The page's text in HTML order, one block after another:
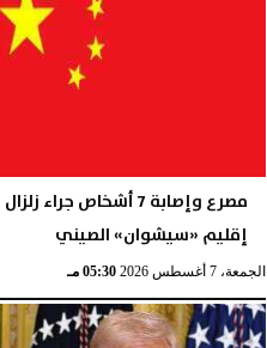
مصرع وإصابة 7 أشخاص جراء زلزال
إقليم «سيشوان» الصيني
الجمعة، 7 أغسطس 2026 05:30 مـ